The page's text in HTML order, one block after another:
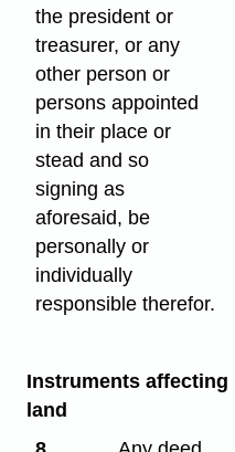
the president or
treasurer, or any
other person or
persons appointed
in their place or
stead and so
signing as
aforesaid, be
personally or
individually
responsible therefor.
Instruments affecting
land